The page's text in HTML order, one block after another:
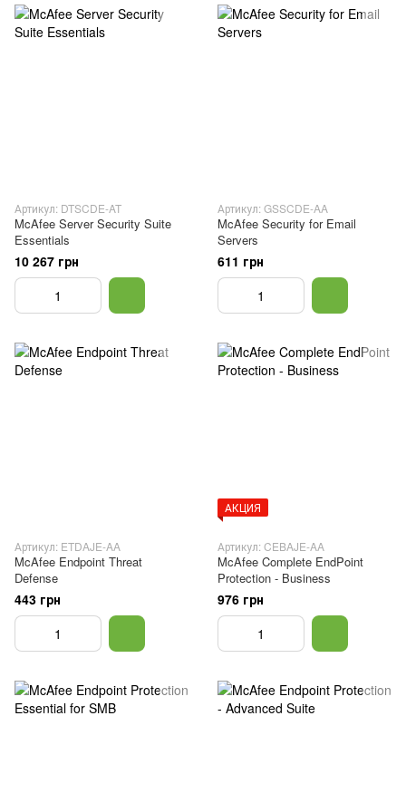
Артикул: DTSCDE-AT
McAfee Server Security Suite
Essentials
10 267 грн
Артикул: GSSCDE-AA
McAfee Security for Email
Servers
611 грн
Артикул: ETDAJE-AA
McAfee Endpoint Threat
Defense
443 грн
АКЦИЯ
Артикул: CEBAJE-AA
McAfee Complete EndPoint
Protection - Business
976 грн